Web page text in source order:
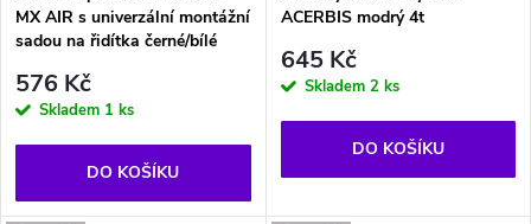
MX AIR s univerzální montážní
sadou na řidítka černé/bílé
576 Kč
Skladem 1 ks
DO KOŠÍKU
ACERBIS modrý 4t
645 Kč
Skladem 2 ks
DO KOŠÍKU